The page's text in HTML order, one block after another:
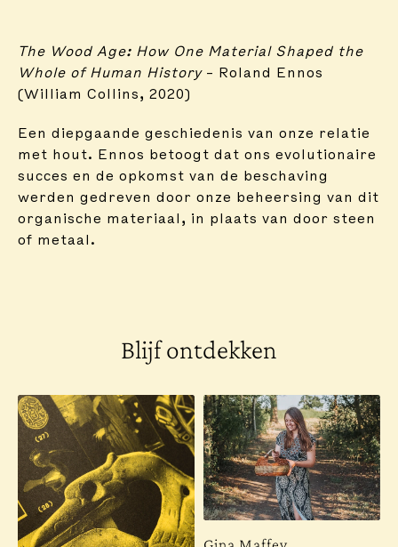
The Wood Age: How One Material Shaped the
Whole of Human History– Roland Ennos
(William Collins, 2020)
Een diepgaande geschiedenis van onze relatie
met hout. Ennos betoogt dat ons evolutionaire
succes en de opkomst van de beschaving
werden gedreven door onze beheersing van dit
organische materiaal, in plaats van door steen
of metaal.
Blijf ontdekken